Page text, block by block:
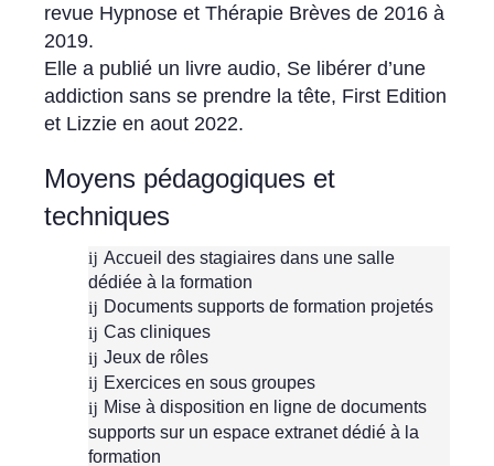
revue Hypnose et Thérapie Brèves de 2016 à
2019.
Elle a publié un livre audio, Se libérer d’une
addiction sans se prendre la tête, First Edition
et Lizzie en aout 2022.
Moyens pédagogiques et
techniques
Accueil des stagiaires dans une salle
dédiée à la formation
Documents supports de formation projetés
Cas cliniques
Jeux de rôles
Exercices en sous groupes
Mise à disposition en ligne de documents
supports sur un espace extranet dédié à la
formation